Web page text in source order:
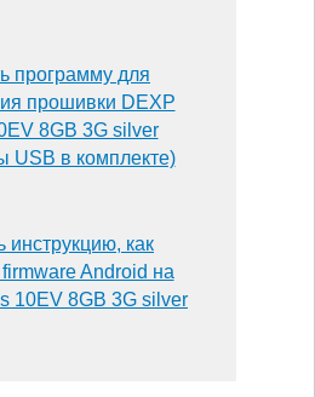
программу для
прошивки DEXP
8GB 3G silver
USB в комплекте)
инструкцию, как
Android на
10EV 8GB 3G silver